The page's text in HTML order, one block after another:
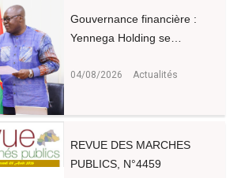
Gouvernance financière :
Yennega Holding se…
04/08/2026 Actualités
REVUE DES MARCHES
PUBLICS, N°4459